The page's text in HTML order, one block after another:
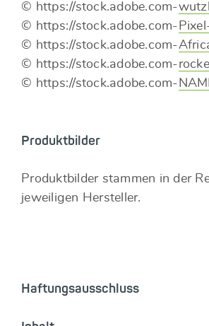
© https://stock.adobe.com-
© https://stock.adobe.com-
© https://stock.adobe.com-
© https://stock.adobe.com-
© https://stock.adobe.com-
Produktbilder
Produktbilder stammen in der
jeweiligen Hersteller.
Haftungsausschluss